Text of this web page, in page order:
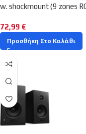
w. shockmount (9 zones
72,99 €
Προσθήκη Στο Καλάθι